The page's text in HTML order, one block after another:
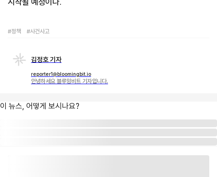
#정책 #사건사고
김정호 기자
reporter1@bloomingbit.io
안녕하세요 블루밍비트 기자입니다.
이 뉴스, 어떻게 보시나요?